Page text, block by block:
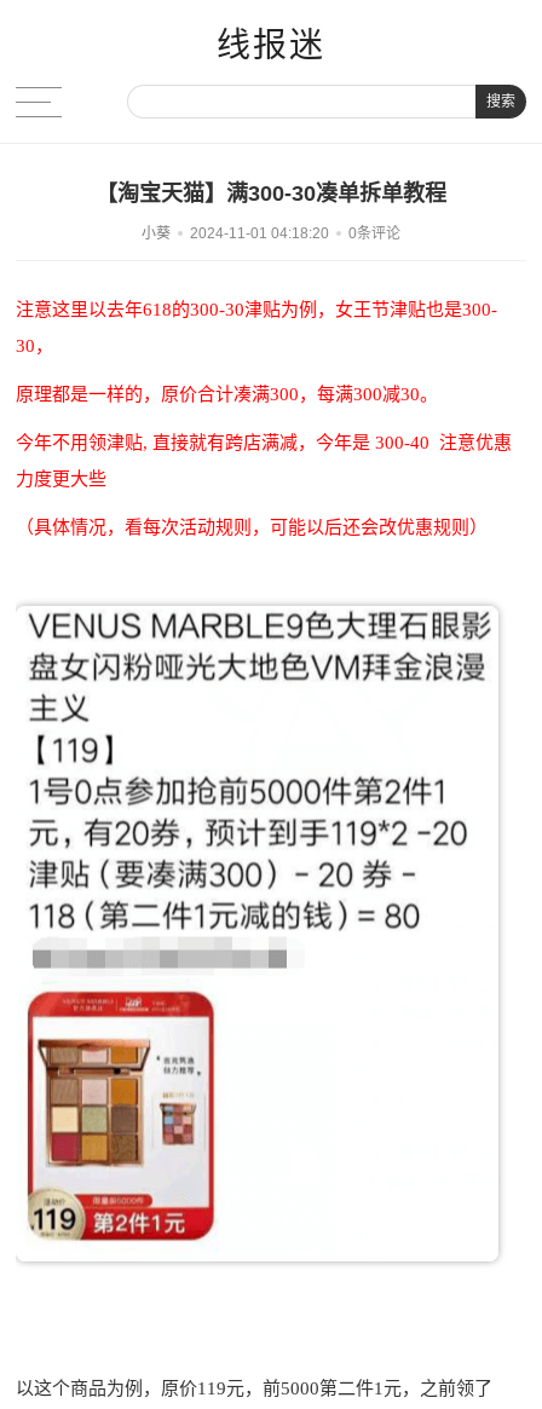
线报迷
搜索
【淘宝天猫】满300-30凑单拆单教程
小葵 2024-11-01 04:18:20 0条评论
注意这里以去年618的300-30津贴为例，女王节津贴也是300-
30，
原理都是一样的，原价合计凑满300，每满300减30。
今年不用领津贴, 直接就有跨店满减，今年是 300-40 注意优惠
力度更大些
（具体情况，看每次活动规则，可能以后还会改优惠规则）
以这个商品为例，原价119元，前5000第二件1元，之前领了